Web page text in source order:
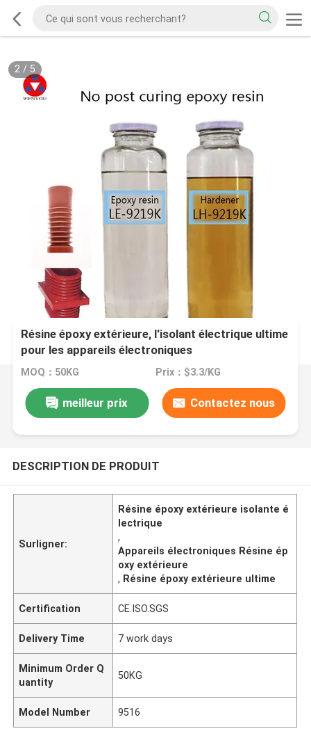
2/ 5
Résine époxy extérieure, l'isolant électrique ultime
pour les appareils électroniques
MOQ：50KG Prix：$3.3/KG
meilleur prix Contactez nous
DESCRIPTION DE PRODUIT
Surligner:
Résine époxy extérieure isolante é
lectrique
,
Appareils électroniques Résine ép
oxy extérieure
, Résine époxy extérieure ultime
Certification CE.ISO.SGS
Delivery Time 7 work days
Minimum Order Q
uantity
50KG
Model Number 9516